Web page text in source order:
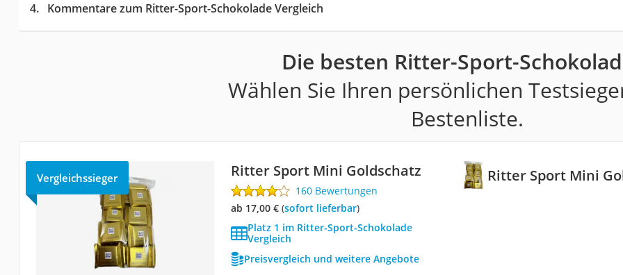
Kommentare zum Ritter-Sport-Schokolade Vergleich
Die besten Ritter-Sport-
Wählen Sie Ihren persönlichen
Bestenliste.
Ritter Sport Mini
Vergleichssieger Ritter Sport Mini Goldschatz
160 Bewertungen
ab 17,00 €( Sofort lieferbar)
Platz 1 im Ritter-Sport-Schokolade
Vergleich
Preisvergleich und weitere Angebote